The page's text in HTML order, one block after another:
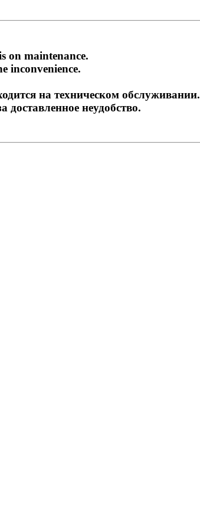
on maintenance.
inconvenience.
на техническом обслуживании.
доставленное неудобство.